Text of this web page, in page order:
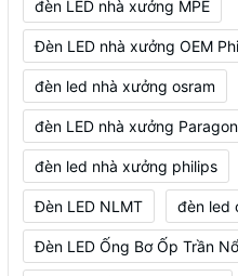
đèn LED nhà xưởng MPE
Đèn LED nhà xưởng OEM
đèn led nhà xưởng osram
đèn LED nhà xưởng Paragon
đèn led nhà xưởng philips
Đèn LED NLMT đèn led
Đèn LED Ống Bơ Ốp Trần